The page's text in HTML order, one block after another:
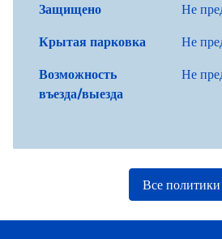
Защищено
Не
Крытая парковка
Не
Возможность
въезда/выезда
Не
Все политики